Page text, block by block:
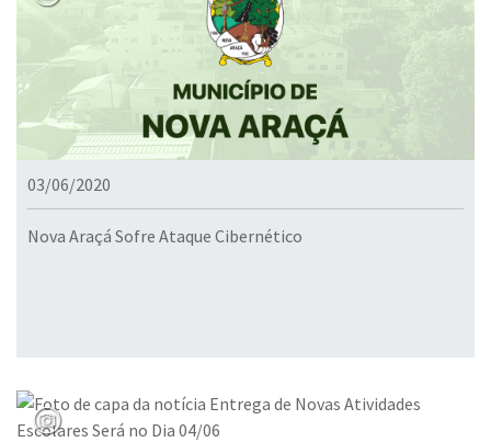
03/06/2020
Nova Araçá Sofre Ataque Cibernético